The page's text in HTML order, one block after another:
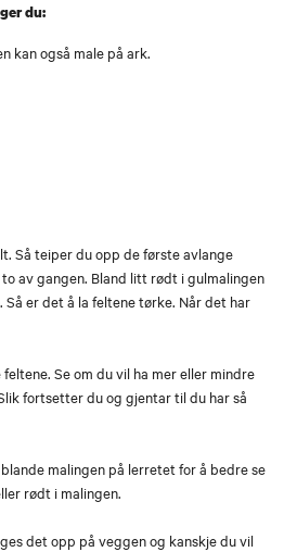
du:
kan også male på ark.
Så teiper du opp de første avlange
av gangen. Bland litt rødt i gulmalingen
er det å la feltene tørke. Når det har
Se om du vil ha mer eller mindre
fortsetter du og gjentar til du har så
malingen på lerretet for å bedre se
rødt i malingen.
det opp på veggen og kanskje du vil